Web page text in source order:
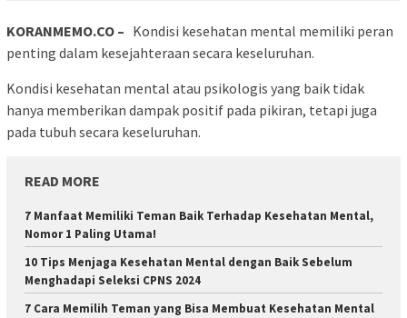
KORANMEMO.CO – Kondisi kesehatan mental memiliki peran
penting dalam kesejahteraan secara keseluruhan.
Kondisi kesehatan mental atau psikologis yang baik tidak
hanya memberikan dampak positif pada pikiran, tetapi juga
pada tubuh secara keseluruhan.
READ MORE
7 Manfaat Memiliki Teman Baik Terhadap Kesehatan Mental,
Nomor 1 Paling Utama!
10 Tips Menjaga Kesehatan Mental dengan Baik Sebelum
Menghadapi Seleksi CPNS 2024
7 Cara Memilih Teman yang Bisa Membuat Kesehatan Mental